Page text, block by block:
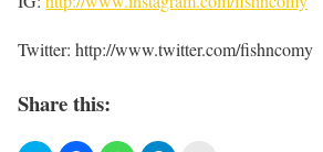
Twitter: http://www.twitter.com/fishncomy
Share this: